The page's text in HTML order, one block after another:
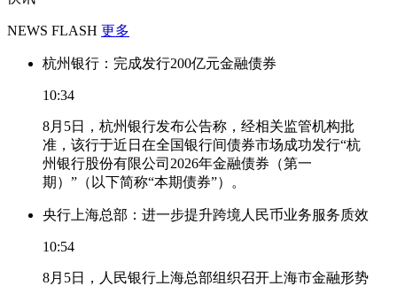
NEWS FLASH 更多
杭州银行：完成发行200亿元金融债券
10:34
8月5日，杭州银行发布公告称，经相关监管机构批
准，该行于近日在全国银行间债券市场成功发行“杭
州银行股份有限公司2026年金融债券（第一
期）”（以下简称“本期债券”）。
央行上海总部：进一步提升跨境人民币业务服务质效
10:54
8月5日，人民银行上海总部组织召开上海市金融形势